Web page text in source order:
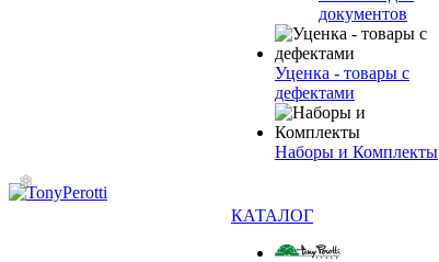
документов
Уценка - товары с
дефектами
Наборы и Комплекты
КАТАЛОГ